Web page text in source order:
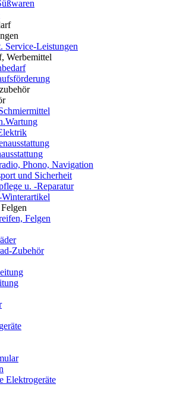
Service-Leistungen
Werbemittel
Phono, Navigation
und Sicherheit
u. -Reparatur
Felgen
Zubehör
Elektrogeräte